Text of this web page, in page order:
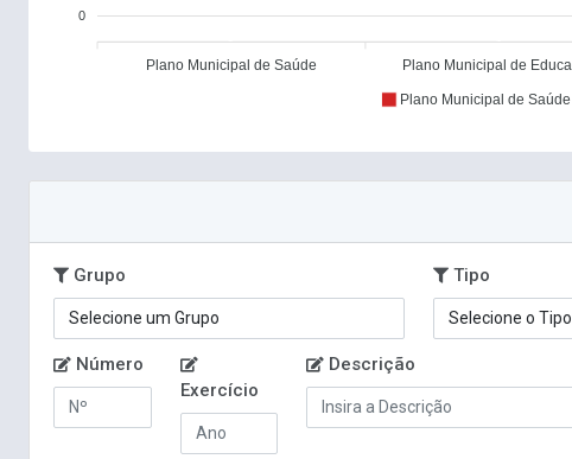
0
Plano Municipal de Saúde
Plano Municipal de
Plano Municipal de Saúde
Grupo Tipo
Número
Exercício
Descrição